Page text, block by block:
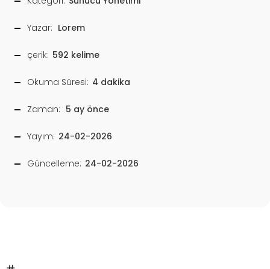
Yazar: Lorem
çerik: 592 kelime
Okuma Süresi: 4 dakika
Zaman: 5 ay önce
Yayım: 24-02-2026
Güncelleme: 24-02-2026